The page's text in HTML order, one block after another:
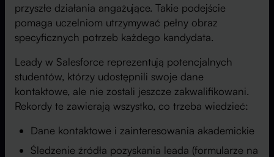
przyszłe działania angażujące. Takie podejście
pomaga uczelniom utrzymywać pełny obraz
specyficznych potrzeb każdego kandydata.
Leady w Salesforce reprezentują potencjalnych
studentów, którzy udostępnili swoje dane
kontaktowe, ale nie zostali jeszcze zakwalifikowani.
Rekordy te zawierają wszystko, co trzeba wiedzieć:
Dane kontaktowe i zainteresowania akademickie
Śledzenie źródła pozyskania leada (formularze na